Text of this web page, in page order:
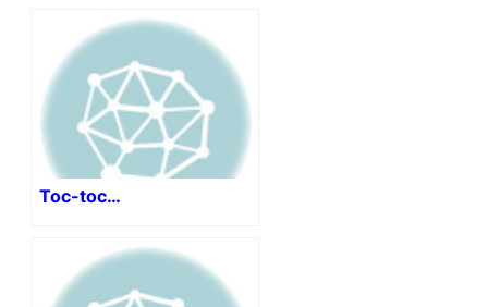
Toc-toc…